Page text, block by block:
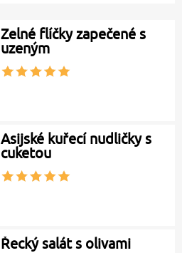
Zelné flíčky zapečené s
uzeným
Asijské kuřecí nudličky s
cuketou
Řecký salát s olivami